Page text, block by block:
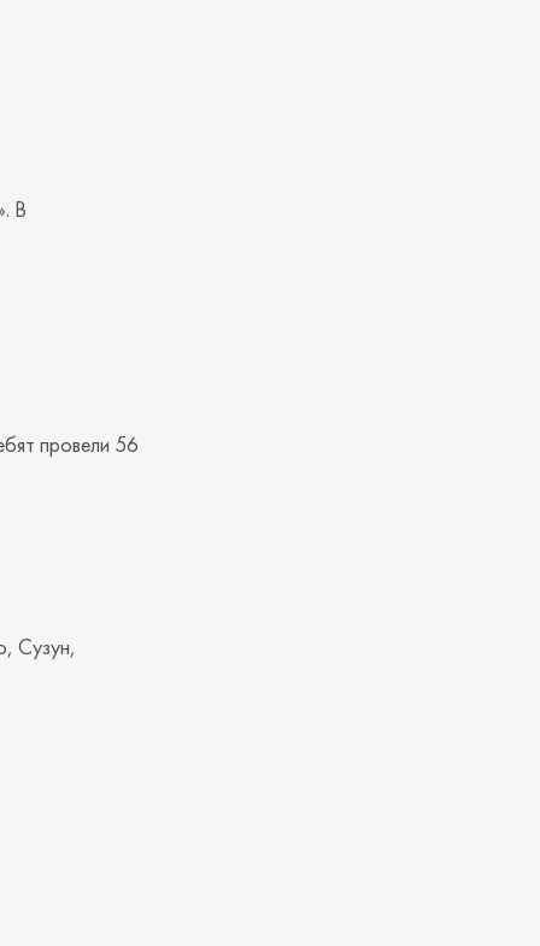
В
провели 56
Сузун,